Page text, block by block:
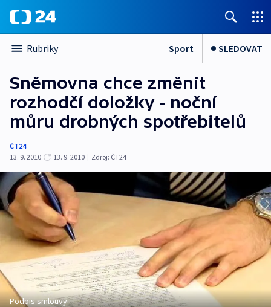
Rubriky Sport SLEDOVAT
Sněmovna chce změnit
rozhodčí doložky - noční
můru drobných spotřebitelů
ČT24
13. 9. 2010
13. 9. 2010 | Zdroj: ČT24
Podpis smlouvy